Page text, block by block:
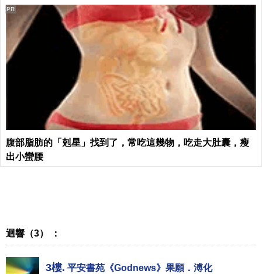
腹部脂肪的「剋星」找到了，常吃這幾物，吃走大肚囊，瘦
出小蠻腰
PR
迴響（3） ：
3樓. 平安書苑《Godnews》果願．溥化